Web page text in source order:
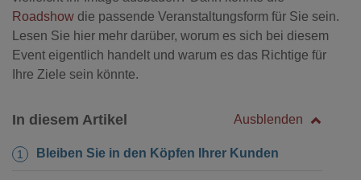
Roadshow die passende Veranstaltungsform für Sie sein.
Lesen Sie hier mehr darüber, worum es sich bei diesem
Event eigentlich handelt und warum es das Richtige für
Ihre Ziele sein könnte.
In diesem Artikel Ausblenden
Bleiben Sie in den Köpfen Ihrer Kunden